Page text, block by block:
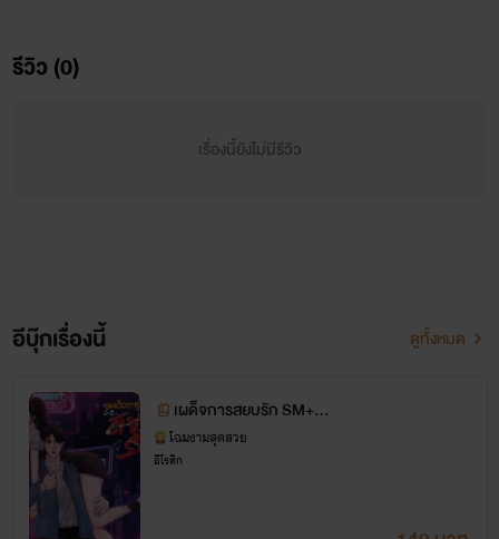
รีวิว (0)
เรื่องนี้ยังไม่มีรีวิว
อีบุ๊กเรื่องนี้ ดูทั้งหมด
เผด็จการสยบรัก SM+20
[ดุ🔞เถื่อน]
โฉมงามสุดสวย
อีโรติก